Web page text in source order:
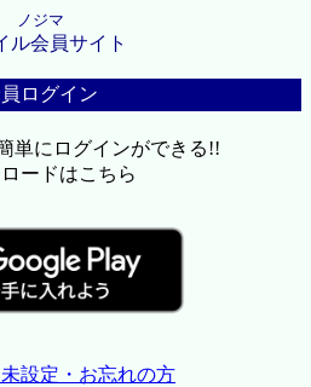
ノジマ
ル会員サイト
ログイン
単にログインができる!!
ードはこちら
設定・お忘れの方